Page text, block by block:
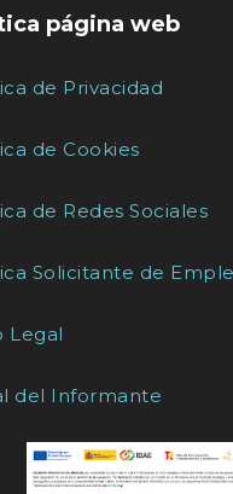
página web
de Privacidad
de Cookies
de Redes Sociales
Solicitante de
Legal
del Informante